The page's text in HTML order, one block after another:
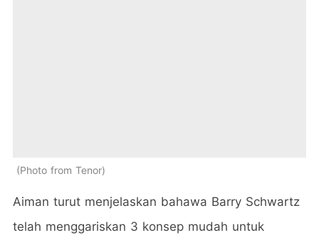
Photo from Tenor
Aiman turut menjelaskan bahawa Barry Schwartz
telah menggariskan 3 konsep mudah untuk